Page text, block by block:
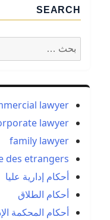
والمهنة
رؤية
SEARCH
البحث
عن:
lawyer
lawyer
family lawyer
des etrangers
أحكام إدارية عليا
أحكام الطلاق
أحكام المحكمة